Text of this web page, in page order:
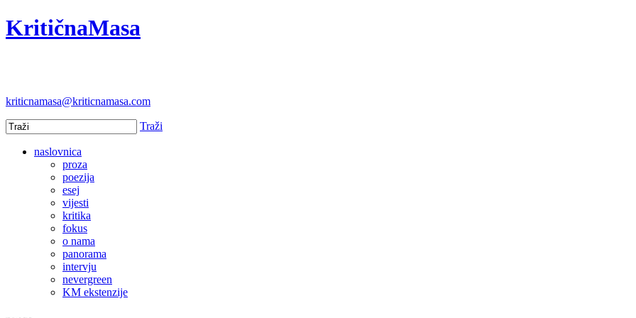
KritičnaMasa
kriticnamasa@kriticnamasa.com
Traži
naslovnica
proza
poezija
esej
vijesti
kritika
fokus
o nama
panorama
intervju
nevergreen
KM ekstenzije